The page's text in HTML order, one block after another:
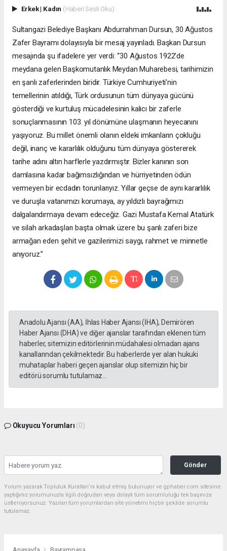
Erkek| Kadın (Haberi Sesli Oku)
Sultangazi Belediye Başkanı Abdurrahman Dursun, 30 Ağustos
Zafer Bayramı dolayısıyla bir mesaj yayınladı. Başkan Dursun
mesajında şu ifadelere yer verdi: “30 Ağustos 1922’de
meydana gelen Başkomutanlık Meydan Muharebesi, tarihimizin
en şanlı zaferlerinden biridir. Türkiye Cumhuriyeti’nin
temellerinin atıldığı, Türk ordusunun tüm dünyaya gücünü
gösterdiği ve kurtuluş mücadelesinin kalıcı bir zaferle
sonuçlanmasının 103. yıl dönümüne ulaşmanın heyecanını
yaşıyoruz. Bu millet önemli olanın eldeki imkanların çokluğu
değil, inanç ve kararlılık olduğunu tüm dünyaya göstererek
tarihe adını altın harflerle yazdırmıştır. Bizler kanının son
damlasına kadar bağımsızlığından ve hürriyetinden ödün
vermeyen bir ecdadın torunlarıyız. Yıllar geçse de aynı kararlılık
ve duruşla vatanımızı korumaya, ay yıldızlı bayrağımızı
dalgalandırmaya devam edeceğiz. Gazi Mustafa Kemal Atatürk
ve silah arkadaşları başta olmak üzere bu şanlı zaferi bize
armağan eden şehit ve gazilerimizi saygı, rahmet ve minnetle
anıyoruz.”
Anadolu Ajansı (AA), İhlas Haber Ajansı (İHA), Demirören
Haber Ajansı (DHA) ve diğer ajanslar tarafından eklenen tüm
haberler, sitemizin editörlerinin müdahalesi olmadan ajans
kanallarından çekilmektedir. Bu haberlerde yer alan hukuki
muhataplar haberi geçen ajanslar olup sitemizin hiç bir
editörü sorumlu tutulamaz...
Okuyucu Yorumları (0)
Gönder
Yorum yazarak Topluluk Kuralları’nı kabul etmiş bulunuyor ve gphaber.com sitesine
yaptığınız yorumunuzla ilgili doğrudan veya dolaylı tüm sorumluluğu tek başınıza
üstleniyorsunuz. Yazılan tüm yorumlardan site yönetimi hiçbir şekilde sorumlu
tutulamaz.